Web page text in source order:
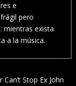
e
pero
mientras exista
a la música.
Stop Ex John